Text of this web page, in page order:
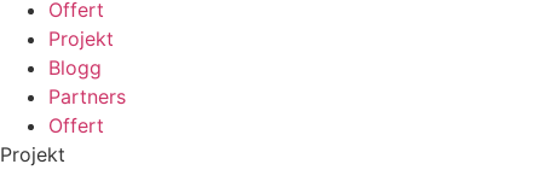
Offert
Projekt
Blogg
Partners
Offert
Projekt